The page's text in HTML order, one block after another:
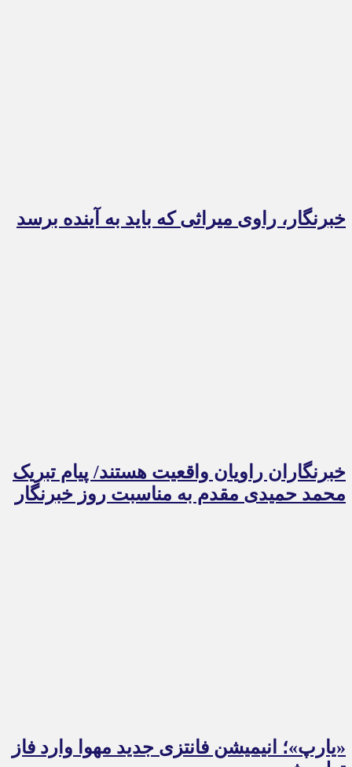
خبرنگار، راوی میراثی که باید به آینده برسد
خبرنگاران راویان واقعیت هستند/ پیام تبریک
محمد حمیدی مقدم به مناسبت روز خبرنگار
«یارپ»؛ انیمیشن فانتزی جدید مهوا وارد فاز